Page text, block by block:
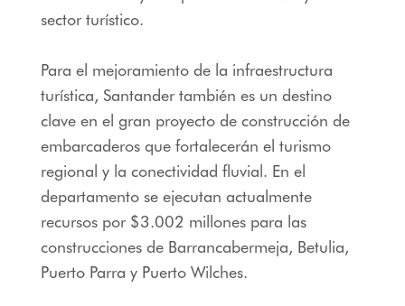
sector turístico.
Para el mejoramiento de la infraestructura
turística, Santander también es un destino
clave en el gran proyecto de construcción de
embarcaderos que fortalecerán el turismo
regional y la conectividad fluvial. En el
departamento se ejecutan actualmente
recursos por $3.002 millones para las
construcciones de Barrancabermeja, Betulia,
Puerto Parra y Puerto Wilches.